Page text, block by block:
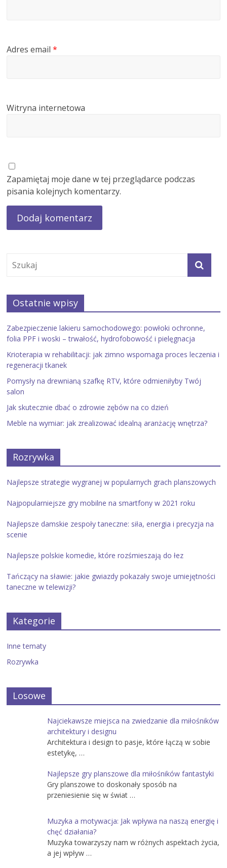
Adres email*
Witryna internetowa
Zapamiętaj moje dane w tej przeglądarce podczas
pisania kolejnych komentarzy.
Ostatnie wpisy
Zabezpieczenie lakieru samochodowego: powłoki ochronne,
folia PPF i woski – trwałość, hydrofobowość i pielęgnacja
Krioterapia w rehabilitacji: jak zimno wspomaga proces leczenia i
regeneracji tkanek
Pomysły na drewnianą szafkę RTV, które odmieniłyby Twój
salon
Jak skutecznie dbać o zdrowie zębów na co dzień
Meble na wymiar: jak zrealizować idealną aranżację wnętrza?
Rozrywka
Najlepsze strategie wygranej w popularnych grach planszowych
Najpopularniejsze gry mobilne na smartfony w 2021 roku
Najlepsze damskie zespoły taneczne: siła, energia i precyzja na
scenie
Najlepsze polskie komedie, które rozśmieszają do łez
Tańczący na sławie: jakie gwiazdy pokazały swoje umiejętności
taneczne w telewizji?
Kategorie
Inne tematy
Rozrywka
Losowe
Najciekawsze miejsca na zwiedzanie dla miłośników
architektury i designu
Architektura i design to pasje, które łączą w sobie
estetykę, …
Najlepsze gry planszowe dla miłośników fantastyki
Gry planszowe to doskonały sposób na
przeniesienie się w świat …
Muzyka a motywacja: Jak wpływa na naszą energię i
chęć działania?
Muzyka towarzyszy nam w różnych aspektach życia,
a jej wpływ …